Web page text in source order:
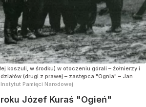
koszuli, w środku) w otoczeniu górali – żołnierzy i
(drugi z prawej – zastępca "Ognia" – Jan
Instytut Pamięci Narodowej
Józef Kuraś "Ogień"